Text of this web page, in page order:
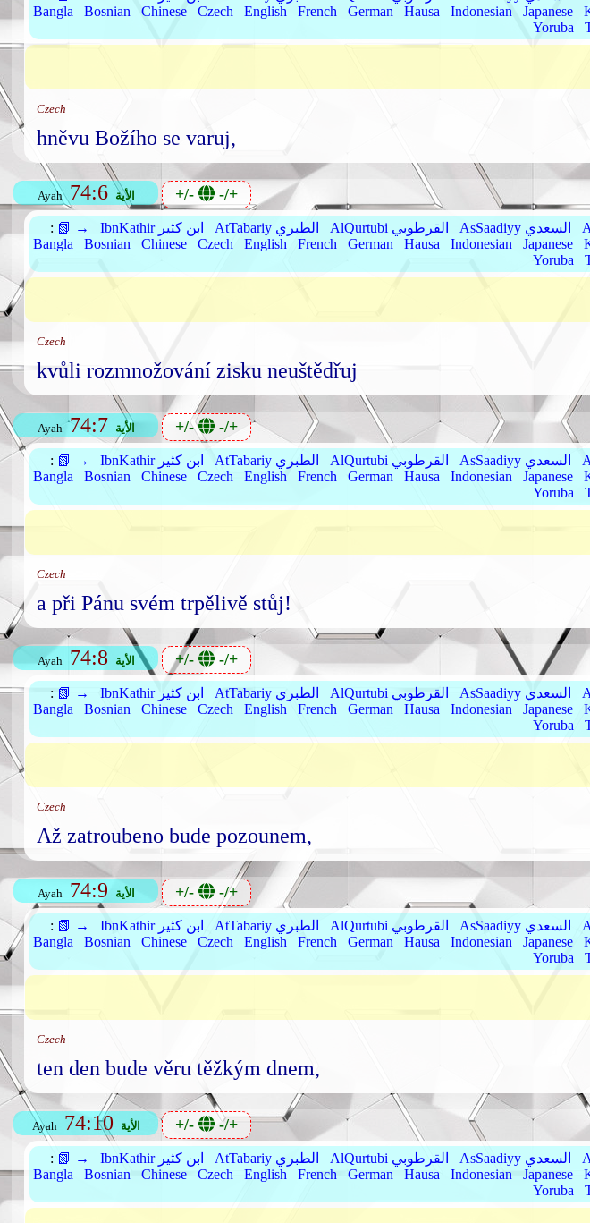
Bangla
Bosnian Chinese Czech English French German Hausa Indonesian Japanese
Yoruba
Czech
hněvu Božího se varuj,
Ayah 74:6 الأية +/- -/+
: 📗 → IbnKathir ابن كثير AtTabariy الطبري AlQurtubi القرطوبي AsSaadiyy السعدي
Bangla
Bosnian Chinese Czech English French German Hausa Indonesian Japanese
Yoruba
Czech
kvůli rozmnožování zisku neuštědřuj
Ayah 74:7 الأية +/- -/+
: 📗 → IbnKathir ابن كثير AtTabariy الطبري AlQurtubi القرطوبي AsSaadiyy السعدي
Bangla
Bosnian Chinese Czech English French German Hausa Indonesian Japanese
Yoruba
Czech
a při Pánu svém trpělivě stůj!
Ayah 74:8 الأية +/- -/+
: 📗 → IbnKathir ابن كثير AtTabariy الطبري AlQurtubi القرطوبي AsSaadiyy السعدي
Bangla
Bosnian Chinese Czech English French German Hausa Indonesian Japanese
Yoruba
Czech
Až zatroubeno bude pozounem,
Ayah 74:9 الأية +/- -/+
: 📗 → IbnKathir ابن كثير AtTabariy الطبري AlQurtubi القرطوبي AsSaadiyy السعدي
Bangla
Bosnian Chinese Czech English French German Hausa Indonesian Japanese
Yoruba
Czech
ten den bude věru těžkým dnem,
Ayah 74:10 الأية +/- -/+
: 📗 → IbnKathir ابن كثير AtTabariy الطبري AlQurtubi القرطوبي AsSaadiyy السعدي
Bangla
Bosnian Chinese Czech English French German Hausa Indonesian Japanese
Yoruba